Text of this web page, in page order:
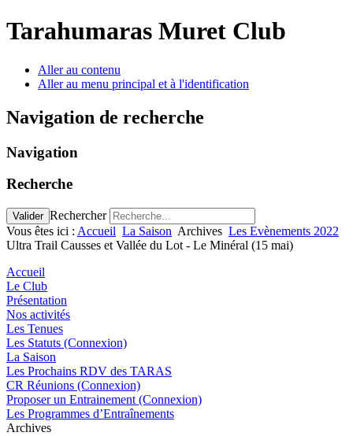
Tarahumaras Muret Club
Aller au contenu
Aller au menu principal et à l'identification
Navigation de recherche
Navigation
Recherche
Valider Rechercher
Vous êtes ici : Accueil La Saison Archives Les Evènements 2022
Ultra Trail Causses et Vallée du Lot - Le Minéral (15 mai)
Accueil
Le Club
Présentation
Nos activités
Les Tenues
Les Statuts (Connexion)
La Saison
Les Prochains RDV des TARAS
CR Réunions (Connexion)
Proposer un Entrainement (Connexion)
Les Programmes d’Entraînements
Archives